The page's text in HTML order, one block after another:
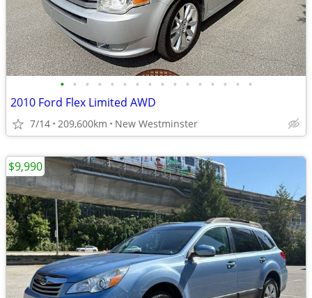
• • • • • • • • • • • • • • • •
2010 Ford Flex Limited AWD
7/14 209,600km New Westminster
$9,990